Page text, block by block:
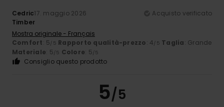
Cedric17. maggio 2026
Acquisto verificato
Timber
Mostra originale - Français
Comfort: 5/5 Rapporto qualità-prezzo: 4/5 Taglia: Grande
Materiale: 5/5 Colore: 5/5
Consiglio questo prodotto
5/5